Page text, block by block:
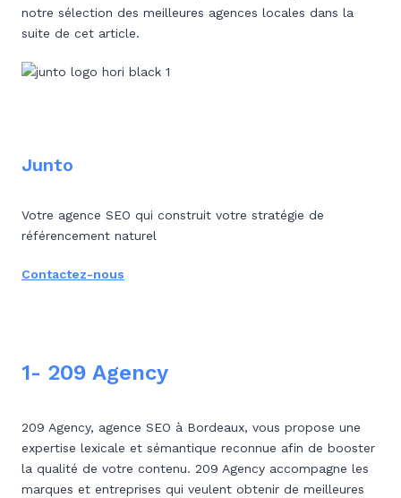
notre sélection des meilleures agences locales dans la
suite de cet article.
Junto
Votre agence SEO qui construit votre stratégie de
référencement naturel
Contactez-nous
1- 209 Agency
209 Agency, agence SEO à Bordeaux, vous propose une
expertise lexicale et sémantique reconnue afin de booster
la qualité de votre contenu. 209 Agency accompagne les
marques et entreprises qui veulent obtenir de meilleures